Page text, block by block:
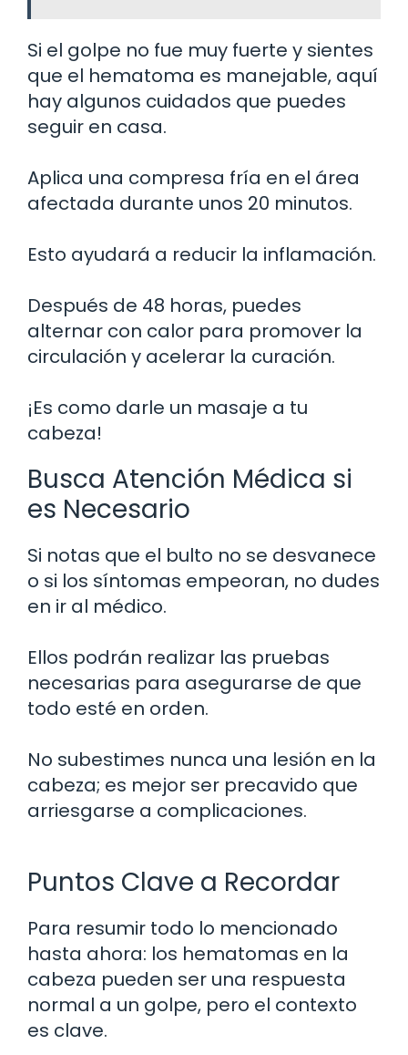
Si el golpe no fue muy fuerte y sientes
que el hematoma es manejable, aquí
hay algunos cuidados que puedes
seguir en casa.
Aplica una compresa fría en el área
afectada durante unos 20 minutos.
Esto ayudará a reducir la inflamación.
Después de 48 horas, puedes
alternar con calor para promover la
circulación y acelerar la curación.
¡Es como darle un masaje a tu
cabeza!
Busca Atención Médica si
es Necesario
Si notas que el bulto no se desvanece
o si los síntomas empeoran, no dudes
en ir al médico.
Ellos podrán realizar las pruebas
necesarias para asegurarse de que
todo esté en orden.
No subestimes nunca una lesión en la
cabeza; es mejor ser precavido que
arriesgarse a complicaciones.
Puntos Clave a Recordar
Para resumir todo lo mencionado
hasta ahora: los hematomas en la
cabeza pueden ser una respuesta
normal a un golpe, pero el contexto
es clave.